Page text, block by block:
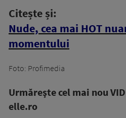
Citește și:
Nude, cea mai HOT
momentului
Foto: Profimedia
Urmăreşte cel mai nou
elle.ro